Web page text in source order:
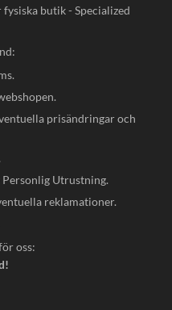
butik - Specialized
prisändringar och
Utrustning.
reklamationer.
oss: